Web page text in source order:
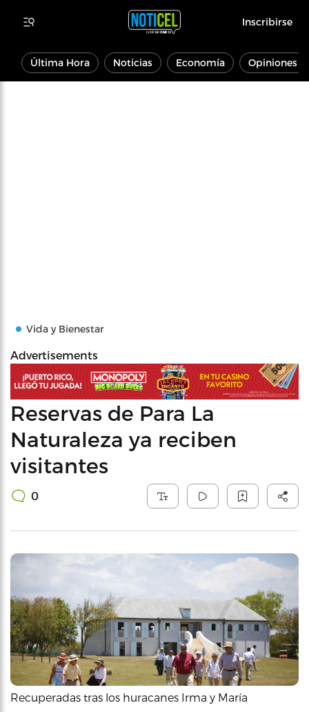
Inscribirse
Última Hora Noticias Economía Opiniones
Vida y Bienestar
Advertisements
Reservas de Para La
Naturaleza ya reciben
visitantes
0
Recuperadas tras los huracanes Irma y María